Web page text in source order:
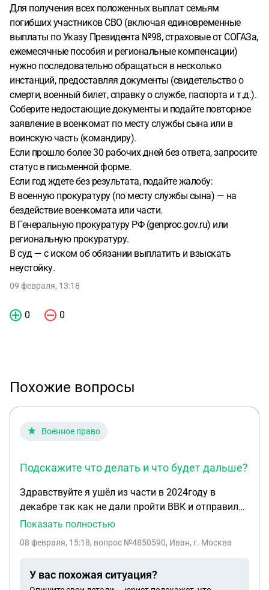
Для получения всех положенных выплат семьям
погибших участников СВО (включая единовременные
выплаты по Указу Президента №98, страховые от СОГАЗа,
ежемесячные пособия и региональные компенсации)
нужно последовательно обращаться в несколько
инстанций, предоставляя документы (свидетельство о
смерти, военный билет, справку о службе, паспорта и т.д.).
Соберите недостающие документы и подайте повторное
заявление в военкомат по месту службы сына или в
воинскую часть (командиру).
Если прошло более 30 рабочих дней без ответа, запросите
статус в письменной форме.
Если год ждете без результата, подайте жалобу:
В военную прокуратуру (по месту службы сына) — на
бездействие военкомата или части.
В Генеральную прокуратуру РФ (genproc.gov.ru) или
региональную прокуратуру.
В суд — с иском об обязании выплатить и взыскать
неустойку.
09 февраля, 13:18
0 0
Похожие вопросы
Военное право
Подскажите что делать и что будет дальше?
Здравствуйте я ушёл из части в 2024году в
декабре так как не дали пройти ВВК и отправили
на границу и я ушёл и до сих дома. Потом
августе и сказали чтоб я ехал в часть и говорят
ранение 3 октября в2024 году ранение тяжёлое
Показать полностью
08 февраля, 15:18, вопрос №4850590, Иван, г. Москва
У вас похожая ситуация?